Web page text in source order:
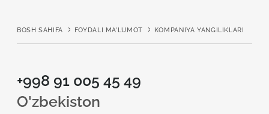
BOSH SAHIFA FOYDALI MA'LUMOT KOMPANIYA YANGILIKLARI
+998 91 005 45 49
O'zbekiston